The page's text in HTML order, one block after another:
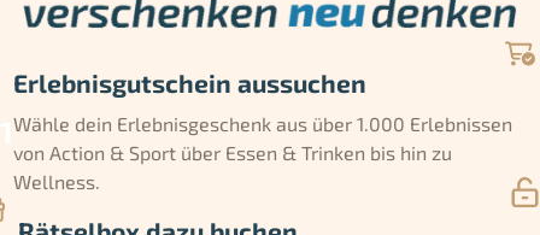
Erlebnisgutschein aussuchen
Wähle dein Erlebnisgeschenk aus über 1.000 Erlebnissen
von Action & Sport über Essen & Trinken bis hin zu
Wellness.